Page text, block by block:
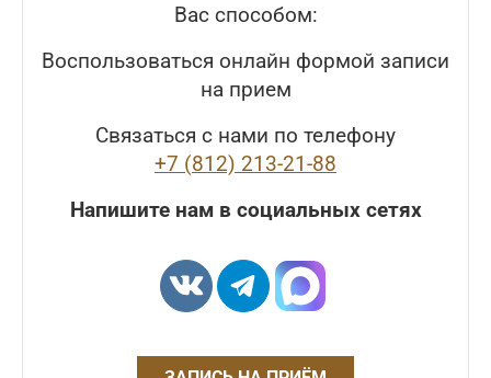
Вас способом:
Воспользоваться онлайн формой записи
на прием
Связаться с нами по телефону
+7 (812) 213-21-88
Напишите нам в социальных сетях